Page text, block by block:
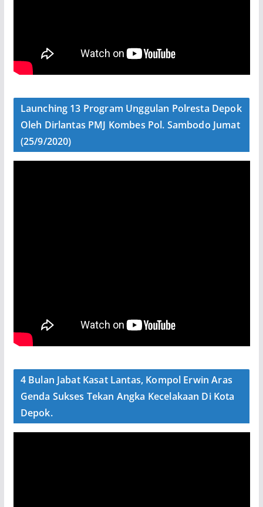
Launching 13 Program Unggulan Polresta Depok
Oleh Dirlantas PMJ Kombes Pol. Sambodo Jumat
(25/9/2020)
4 Bulan Jabat Kasat Lantas, Kompol Erwin Aras
Genda Sukses Tekan Angka Kecelakaan Di Kota
Depok.